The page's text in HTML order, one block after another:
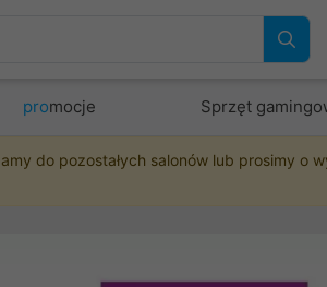
promocje Sprzęt
do pozostałych salonów lub prosimy o